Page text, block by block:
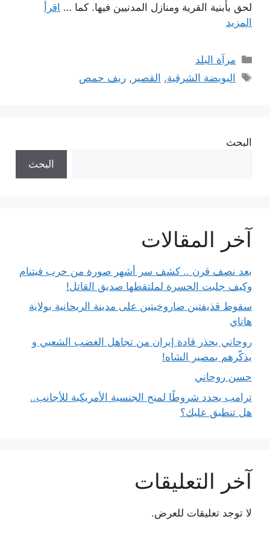
لحق بأبنية القرية ومنازل المدنيين فيها. كما … اقرأ
المزيد
التصنيفات
مرآة البلد
الوسوم
البويضة الشرقية, القصير ,ريف حمص
البحث
البحث
آخر المقالات
بعد نصف قرن .. كشف سر أشهر صورة من حرب فيتنام
وكيف جلبت الحسرة لملتقطها صديق القاتل!
سقوط قذيفتين صاروخيتين على مدينة الريحانية بولاية
هاتاي
روحاني يحذر قادة إيران من تجاهل الغضب الشعبي و
يذكّرهم بمصير الشاه!
حسن روحاني
ترامب يحدد شروطًا لمنح الجنسية الأمريكية للأجانب..
هل تنطبق عليك؟
آخر التعليقات
لا توجد تعليقات للعرض.